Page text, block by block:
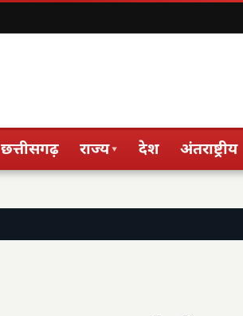
छत्तीसगढ़ राज्य▾ देश अंतराष्ट्रीय